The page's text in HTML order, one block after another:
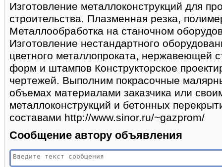
Изготовление металлоконструкций для
строительства. Плазменная резка,
Металлообработка на станочном
Изготовление нестандартного
цветного металлопроката, нержавеющей
форм и штампов Конструкторское
чертежей. Выполним покрасочные
объемах материалами заказчика или
металлоконструкций и бетонных
составами http://www.sinor.ru/~gazprom/
Сообщение автору объявления